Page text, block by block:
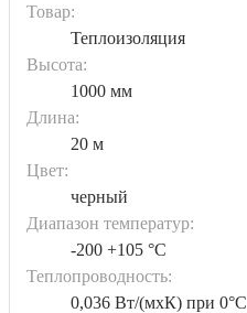
Товар:
Теплоизоляция
Высота:
1000 мм
Длина:
20 м
Цвет:
черный
Диапазон температур:
-200 +105 °C
Теплопроводность:
0,036 Вт/(мxК) при 0°C